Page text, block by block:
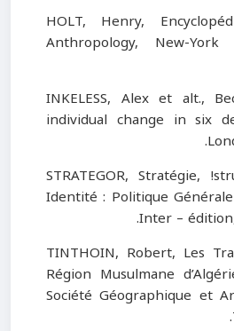
4- HOLT, Henry,
Anthropology, New-
5- INKELESS, Alex et alt.,
individual change in six
6- STRATEGOR, Stratégie,
Identité : Politique
Inter –
7- TINTHOIN, Robert, Les
Région Musulmane
Société Géographique et